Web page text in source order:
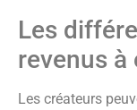
Les
revenus à
Les créateurs